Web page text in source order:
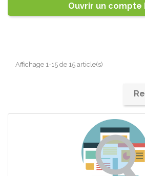
Ouvrir un compte
Affichage 1-15 de 15 article(s)